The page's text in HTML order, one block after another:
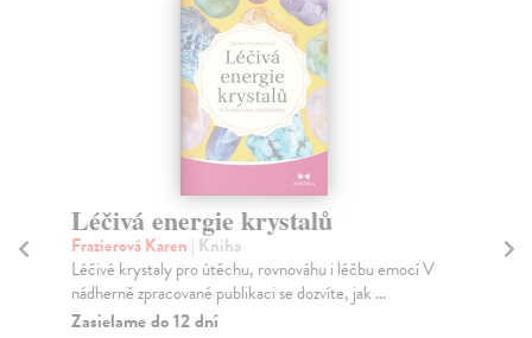
Léčivá energie krystalů
Frazierová Karen | Kniha
Léčivé krystaly pro útěchu, rovnováhu i léčbu emocí V
nádherně zpracované publikaci se dozvíte, jak ...
Zasielame do 12 dní